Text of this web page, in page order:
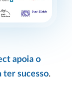
apoia o
ter sucesso.